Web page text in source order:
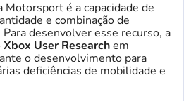
Motorsport é a capacidade de
e combinação de
desenvolver esse recurso, a
Xbox User Researchem
o desenvolvimento para
deficiências de mobilidade e